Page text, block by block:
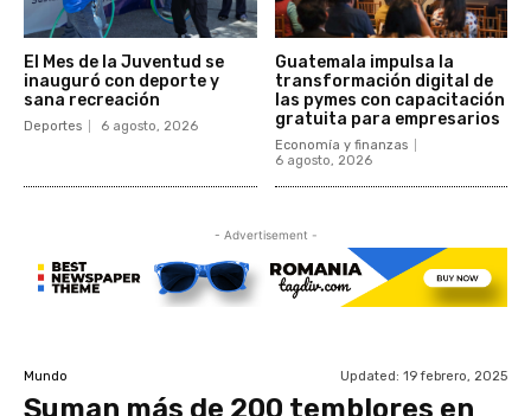
El Mes de la Juventud se
inauguró con deporte y
sana recreación
Deportes 6 agosto, 2026
Guatemala impulsa la
transformación digital de
las pymes con capacitación
gratuita para empresarios
Economía y finanzas
6 agosto, 2026
- Advertisement -